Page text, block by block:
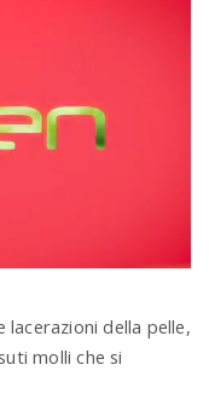
della pelle,
molli che si